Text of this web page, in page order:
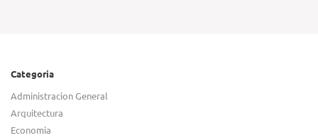
Categoria
Administracion General
Arquitectura
Economia